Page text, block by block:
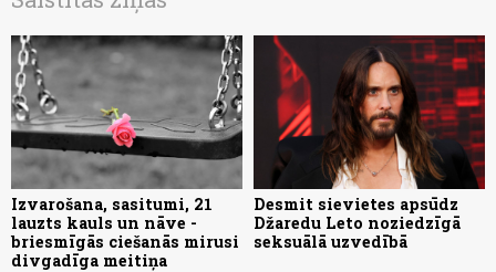
Izvarošana, sasitumi, 21
lauzts kauls un nāve -
briesmīgās ciešanās mirusi
divgadīga meitiņa
Desmit sievietes apsūdz
Džaredu Leto noziedzīgā
seksuālā uzvedībā